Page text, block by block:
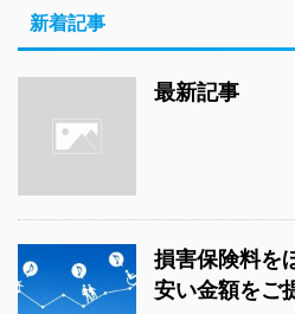
新着記事
最新記事
損害保険料を
安い金額をご